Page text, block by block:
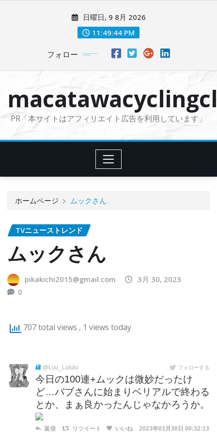
に
日曜日, 9 8月 2026
11:49:46 PM
フォロー
PR「本サイトはアフィリエイト広告を利用しています」
ホームページ ムックさん
TVニューストレンド
ムックさん
pikakichi2015@gmail.com
3月 30, 2023
0
707 total views , 1 views today
縁 @Luu_Lululu フォローする
今日の100連+ムックは微妙だったけ
ど…バブさんに始まりベリアルで終わる
とか、まぁ良かったんじゃなかろうか。
返信 リツイート いいね 2023年03月30日 00:32:13